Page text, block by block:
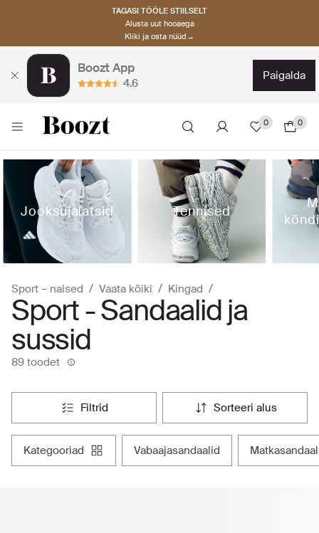
TAGASI TÖÖLE STIILSELT
Alusta uut hooaega
Kliki ja osta nüüd→
Boozt App
4.6
paigalda
0 0
Jooksujalatsid Tennised
Sport – naised Vaata kõiki Kingad
Sport - Sandaalid ja
sussid
89 toodet
filtrid sorteeri alus
kategooriad vabaajasandaalid